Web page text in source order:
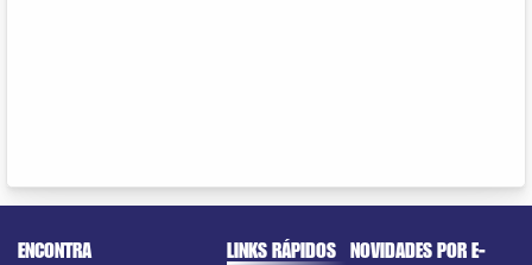
ENCONTRA
LINKS RÁPIDOS NOVIDADES POR E-